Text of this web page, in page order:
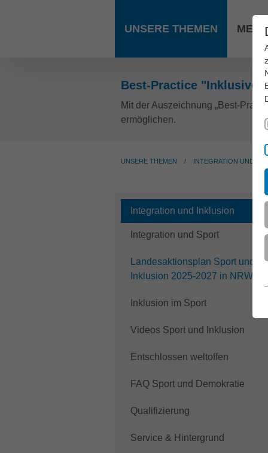
UNSERE THEMEN
Best-Practice "Inklusives
Mit der Auszeichnung „Best-
ermöglichen.
UNSERE THEMEN INTEGRATION UND
Integration und Inklusion
Integration und Sport
Landesaktionsplan Sport und
Inklusion 2025-2027 in NRW
Inklusion im Sport
Videos Sport und Inklusion
Entschlossen weltoffen
FAQ Sport und Demokratie
Qualifizierung
Service & Hintergrund